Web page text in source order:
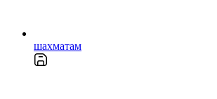
шахматам